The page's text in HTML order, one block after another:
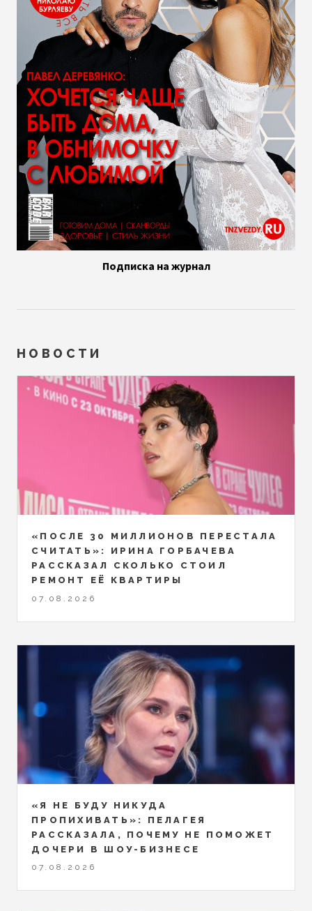
Подписка на журнал
НОВОСТИ
«ПОСЛЕ 30 МИЛЛИОНОВ ПЕРЕСТАЛА
СЧИТАТЬ»: ИРИНА ГОРБАЧЕВА
РАССКАЗАЛ СКОЛЬКО СТОИЛ
РЕМОНТ ЕЁ КВАРТИРЫ
07.08.2026
«Я НЕ БУДУ НИКУДА
ПРОПИХИВАТЬ»: ПЕЛАГЕЯ
РАССКАЗАЛА, ПОЧЕМУ НЕ ПОМОЖЕТ
ДОЧЕРИ В ШОУ-БИЗНЕСЕ
07.08.2026